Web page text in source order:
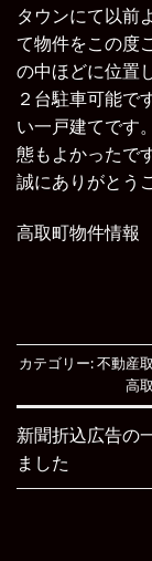
タウンにて以前
て物件をこの度
の中ほどに位置
２台駐車可能で
い一戸建てです
態もよかったです
誠にありがとう
高取町物件情報
カテゴリー:不動産
高
新聞折込広告の
ました